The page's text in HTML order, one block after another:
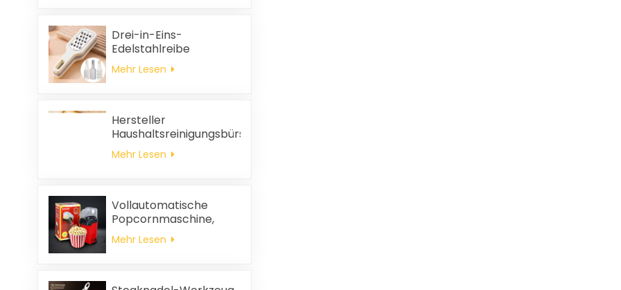
wiederverwendbar,
umweltfreundlich
Drei-in-Eins-
Edelstahlreibe
Mehr Lesen
Hersteller
Haushaltsreinigungsbürste
aus Kunststoff Kleidung
statische
Mehr Lesen
Vollautomatische
Popcornmaschine,
tragbare
Popcornmaschine für
Mehr Lesen